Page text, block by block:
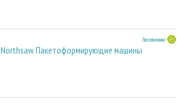
Лесопиление
Northsaw. Пакетоформирующие машины